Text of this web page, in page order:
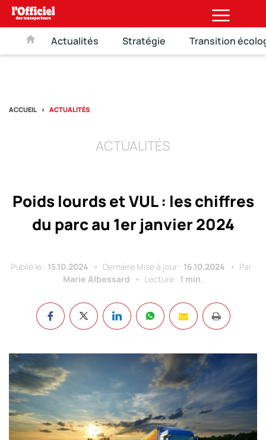
Actualités Stratégie Transition
ACCUEIL ACTUALITÉS
ACTUALITÉS
Poids lourds et VUL : les chiffres
du parc au 1er janvier 2024
Publié le : 15.10.2024 Dernière Mise à jour : 16.10.2024
Par :
Marie Albessard
Lecture : 1 min.